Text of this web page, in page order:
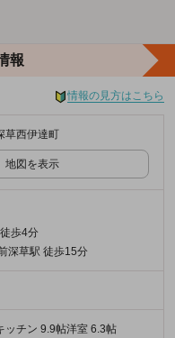
報
情報の見方はこちら
草西伊達町
地図を表示
歩4分
深草駅 徒歩15分
ッチン 9.9帖洋室 6.3帖